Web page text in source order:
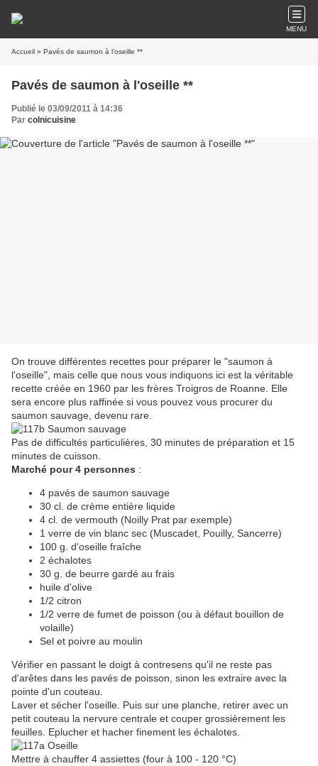
MENU
Accueil » Pavés de saumon à l'oseille **
Pavés de saumon à l'oseille **
Publié le 03/09/2011 à 14:36
Par colnicuisine
On trouve différentes recettes pour préparer le "saumon à
l'oseille", mais celle que nous vous indiquons ici est la véritable
recette créée en 1960 par les frères Troigros de Roanne. Elle
sera encore plus raffinée si vous pouvez vous procurer du
saumon sauvage, devenu rare.
Pas de difficultés particulières, 30 minutes de préparation et 15
minutes de cuisson.
Marché pour 4 personnes :
4 pavés de saumon sauvage
30 cl. de crème entière liquide
4 cl. de vermouth (Noilly Prat par exemple)
1 verre de vin blanc sec (Muscadet, Pouilly, Sancerre)
100 g. d'oseille fraîche
2 échalotes
30 g. de beurre gardé au frais
huile d'olive
1/2 citron
1/2 verre de fumet de poisson (ou à défaut bouillon de
volaille)
Sel et poivre au moulin
Vérifier en passant le doigt à contresens qu'il ne reste pas
d'arêtes dans les pavés de poisson, sinon les extraire avec la
pointe d'un couteau.
Laver et sécher l'oseille. Puis sur une planche, retirer avec un
petit couteau la nervure centrale et couper grossièrement les
feuilles. Eplucher et hacher finement les échalotes.
Mettre à chauffer 4 assiettes (four à 100 - 120 °C)